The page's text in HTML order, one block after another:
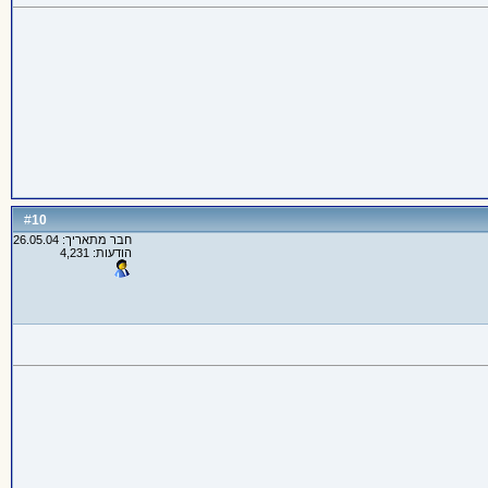
#
10
חבר מתאריך: 26.05.04
הודעות: 4,231